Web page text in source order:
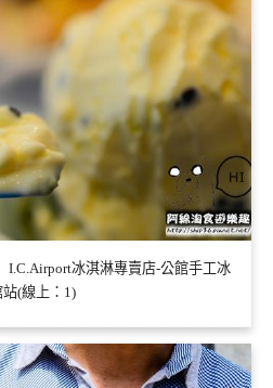
I.C.Airport冰淇淋專賣店-公館手工冰
(線上：1)